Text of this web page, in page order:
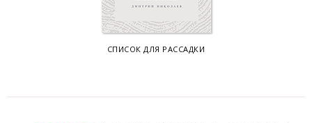
СПИСОК ДЛЯ РАССАДКИ